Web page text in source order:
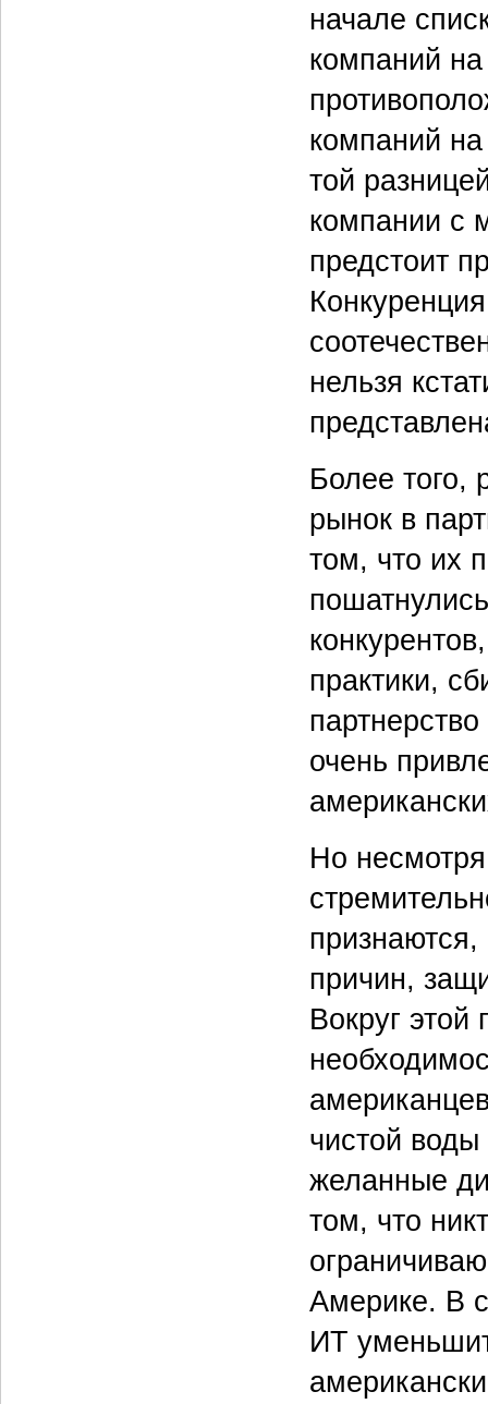
начале
компаний
компаний
той
компании с
предстоит
нельзя
Более того,
рынок в
том, что их
практики,
очень
Но несмотря
признаются,
причин,
Вокруг этой
чистой
желанные
том, что
Америке. В
ИТ